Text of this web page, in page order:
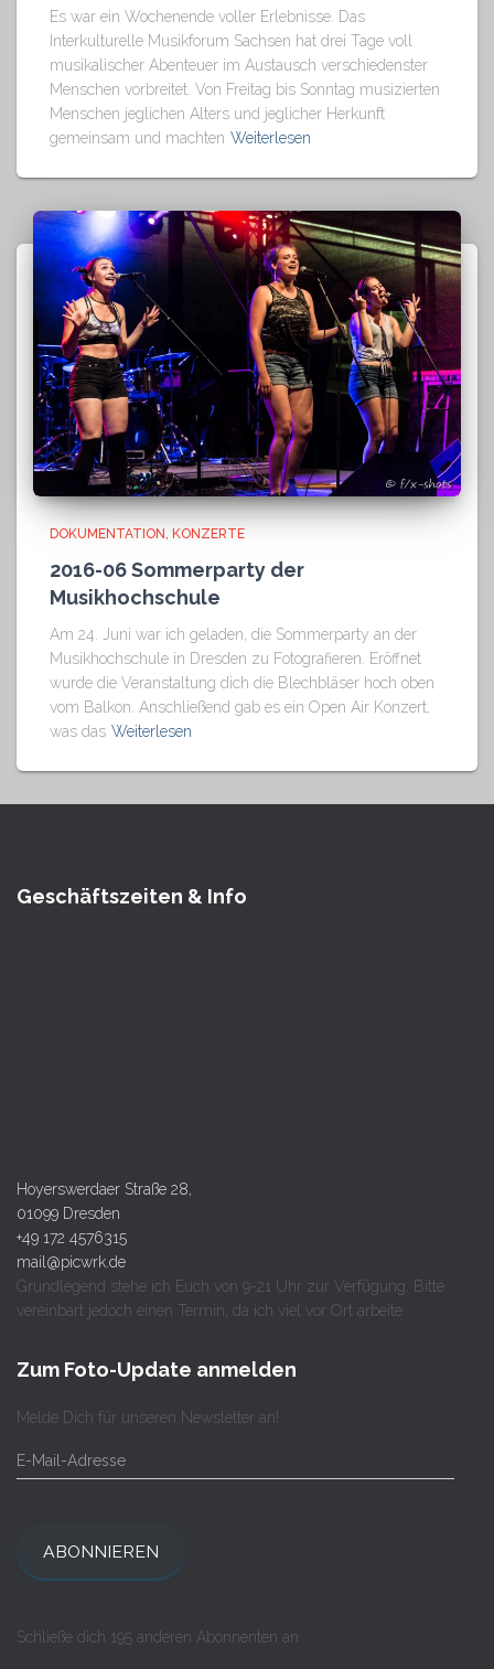
Es war ein Wochenende voller Erlebnisse. Das
Interkulturelle Musikforum Sachsen hat drei Tage voll
musikalischer Abenteuer im Austausch verschiedenster
Menschen vorbreitet. Von Freitag bis Sonntag musizierten
Menschen jeglichen Alters und jeglicher Herkunft
gemeinsam und machten Weiterlesen
DOKUMENTATION KONZERTE
2016-06 Sommerparty der
Musikhochschule
Am 24. Juni war ich geladen, die Sommerparty an der
Musikhochschule in Dresden zu Fotografieren. Eröffnet
wurde die Veranstaltung dich die Blechbläser hoch oben
vom Balkon. Anschließend gab es ein Open Air Konzert,
was das Weiterlesen
Geschäftszeiten & Info
Hoyerswerdaer Straße 28,
01099 Dresden
+49 172 4576315
mail@picwrk.de
Grundlegend stehe ich Euch von 9-21 Uhr zur Verfügung. Bitte
vereinbart jedoch einen Termin, da ich viel vor Ort arbeite
Zum Foto-Update anmelden
Melde Dich für unseren Newsletter an!
E
-
d
ABONNIEREN
Schließe dich 195 anderen Abonnenten an